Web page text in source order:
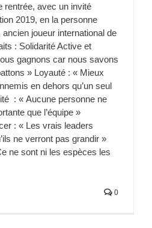
avec un invité
2019, en la personne
joueur international de
: Solidarité Active et
gagnons car nous savons
» Loyauté : « Mieux
en dehors qu’un seul
: « Aucune personne ne
que l’équipe »
: « Les vrais leaders
ne verront pas grandir »
ne sont ni les espèces les
0